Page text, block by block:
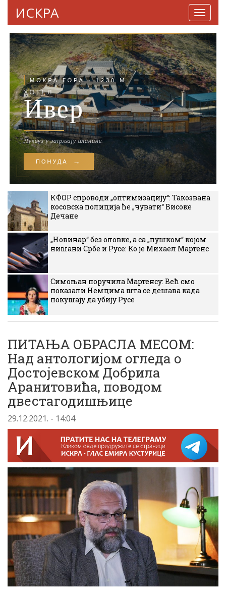
ИСКРА
КФОР спроводи „оптимизацију“: Такозвана
косовска полиција ће „чувати“ Високе
Дечане
„Новинар“ без оловке, а са „пушком“ којом
нишани Србе и Русе: Ко је Михаел Мартенс
Симоњан поручила Мартенсу: Већ смо
показали Немцима шта се дешава када
покушају да убију Русе
ПИТАЊА ОБРАСЛА МЕСОМ:
Над антологијом огледа о
Достојевском Добрила
Аранитовића, поводом
двестагодишњице
29.12.2021. - 14:04